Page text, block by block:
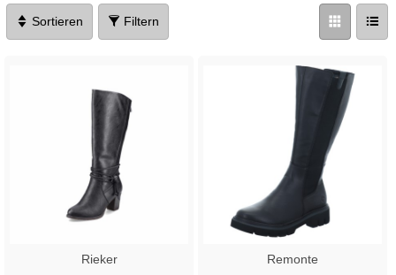
Sortieren Filtern
Rieker Remonte